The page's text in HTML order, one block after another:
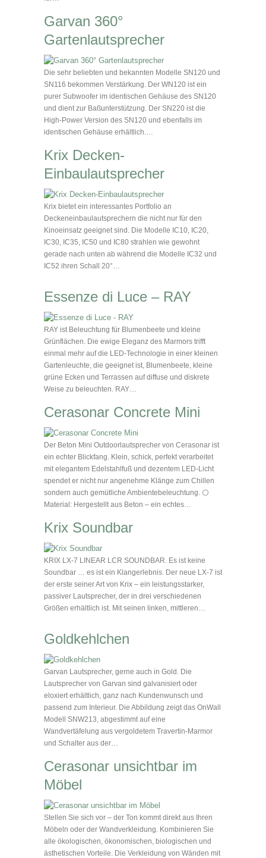
Garvan 360°
Gartenlautsprecher
Die sehr beliebten und bekannten Modelle SN120 und
SN116 bekommen Verstärkung. Der WN120 ist ein
purer Subwoofer im identischen Gehäuse des SN120
und dient zur Baßunterstützung. Der SN220 ist die
High-Power Version des SN120 und ebenfalls im
identischen Gehäuse erhältlich.…
Krix Decken-
Einbaulautsprecher
Krix bietet ein interessantes Portfolio an
Deckeneinbaulautsprechern die nicht nur für den
Kinoeinsatz geeignet sind. Die Modelle IC10, IC20,
IC30, IC35, IC50 und IC80 strahlen wie gewohnt
gerade nach unten ab während die Modelle IC32 und
IC52 ihren Schall 20°…
Essenze di Luce – RAY
RAY ist Beleuchtung für Blumenbeete und kleine
Grünflächen. Die ewige Eleganz des Marmors trifft
einmal mehr auf die LED-Technologie in einer kleinen
Gartenleuchte, die geeignet ist, Blumenbeete, kleine
grüne Ecken und Terrassen auf diffuse und diskrete
Weise zu beleuchten. RAY…
Cerasonar Concrete Mini
Der Beton Mini Outdoorlautsprecher von Cerasonar ist
ein echter Blickfang. Klein, schick, perfekt verarbeitet
mit elegantem Edelstahlfuß und dezentem LED-Licht
spendet er nicht nur angenehme Klänge zum Chillen
sondern auch gemütliche Ambientebeleuchtung. ⚪
Material: Hergestellt aus Beton – ein echtes…
Krix Soundbar
KRIX LX-7 LINEAR LCR SOUNDBAR. Es ist keine
Soundbar … es ist ein Klangerlebnis. Der neue LX-7 ist
der erste seiner Art von Krix – ein leistungsstarker,
passiver Lautsprecher, der in drei verschiedenen
Größen erhältlich ist. Mit seinen linken, mittleren…
Goldkehlchen
Garvan Lautsprecher, gerne auch in Gold. Die
Lautsprecher von Garvan sind galvanisiert oder
eloxiert erhältlich, ganz nach Kundenwunsch und
passend zum Interieur. Die Abbildung zeigt das OnWall
Modell SNW213, abgestimmt auf eine
Wandvertäfelung aus vergoldetem Travertin-Marmor
und Schalter aus der…
Cerasonar unsichtbar im
Möbel
Stellen Sie sich vor – der Ton kommt direkt aus Ihren
Möbeln oder der Wandverkleidung. Kombinieren Sie
alle ökologischen, ökonomischen, biologischen und
ästhetischen Vorteile. Die Verkleidung von Wänden mit